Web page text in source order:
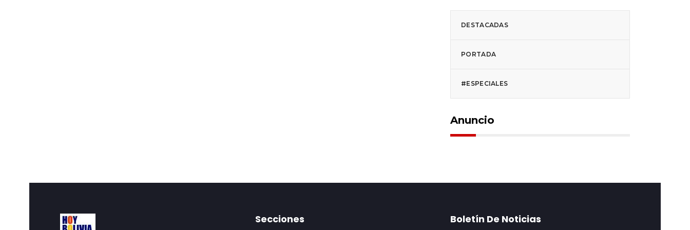
DESTACADAS
PORTADA
#ESPECIALES
Anuncio
Secciones Boletín De Noticias